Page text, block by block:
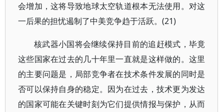
会增加，这将导致地球太空轨道根本无法使用。对这
一后果的担忧遏制了中美竞争趋于活跃。(21)
核武器小国将会继续保持目前的追赶模式，毕竟
这些国家在过去的几十年里一直就是这样做的。这里
的主要问题是，局部竞争者在技术条件发展的同时是
否可以保持自身的稳定。因为在过去，技术更为发达
的国家可能在关键时刻为它们提供情报与保护，从而